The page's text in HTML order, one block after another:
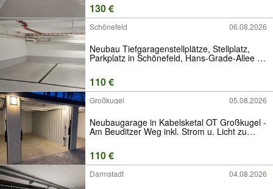
130 €
Schönefeld 06.08.2026
Neubau Tiefgaragenstellplätze, Stellplatz,
Parkplatz in Schönefeld, Hans-Grade-Allee zu
vermieten
110 €
Großkugel 05.08.2026
Neubaugarage in Kabelsketal OT Großkugel -
Am Beuditzer Weg inkl. Strom u. Licht zu
110 €
Darmstadt 04.08.2026